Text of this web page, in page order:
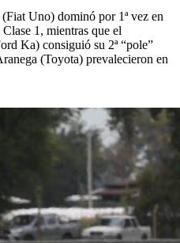
Uno) dominó por 1ª vez en
1, mientras que el
Ka) consiguió su 2ª “pole”
(Toyota) prevalecieron en